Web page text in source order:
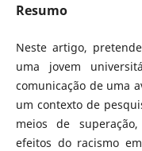
Resumo
Neste artigo,
uma jovem
comunicação de uma
um contexto de
meios de
efeitos do racismo